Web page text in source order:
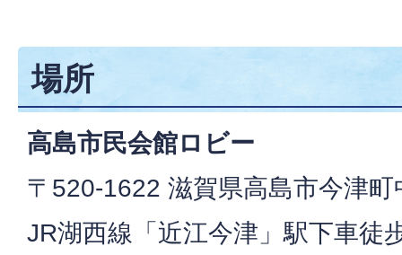
場所
高島市民会館ロビー
〒520-1622 滋賀県高島市今津
JR湖西線「近江今津」駅下車徒